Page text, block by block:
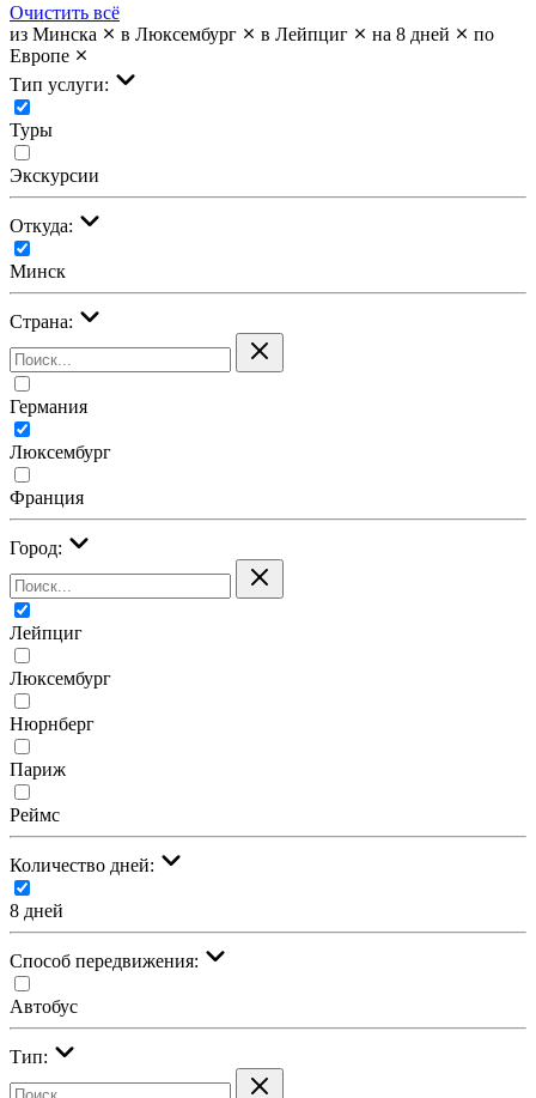
Очистить всё
из Минска
в Люксембург в Лейпциг на 8 дней
по
Европе
Тип услуги:
Туры
Экскурсии
Откуда:
Минск
Страна:
Германия
Люксембург
Франция
Город:
Лейпциг
Люксембург
Нюрнберг
Париж
Реймс
Количество дней:
8 дней
Cпособ передвижения:
Автобус
Тип: